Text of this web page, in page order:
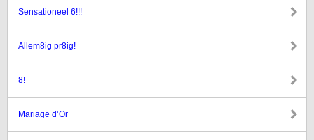
Sensationeel 6!!!
Allem8ig pr8ig!
8!
Mariage d’Or